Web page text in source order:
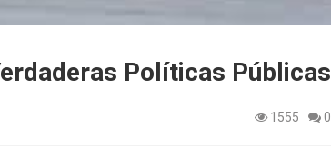
Políticas Públicas
1555 0